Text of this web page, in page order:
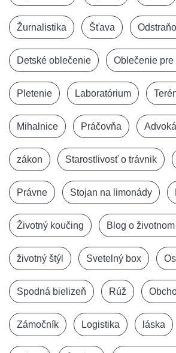
Žurnalistika Šťava
Detské oblečenie Oblečenie pre
Pletenie Laboratórium
Mihalnice Práčovňa
zákon Starostlivosť o trávnik
Právne Stojan na limonády
Životný koučing Blog o
životný štýl Svetelný box
Spodná bielizeň Rúž
Zámočník Logistika láska